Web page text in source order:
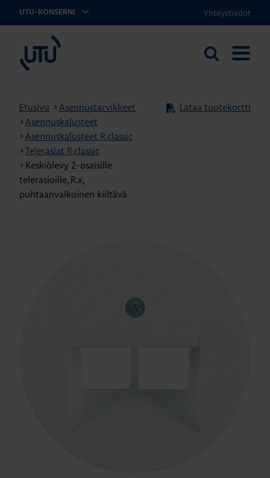
UTU-KONSERNI Yhteystiedot
Etsi
Etusivu >Asennustarvikkeet
>Asennuskalusteet
>Asennuskalusteet R.classic
>Telerasiat R.classic
> Keskiölevy 2-osaisille
telerasioille, R.x,
puhtaanvalkoinen kiiltävä
Lataa tuotekortti